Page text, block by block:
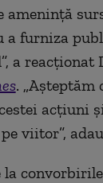
a furniza
a
. „Așteptăm
acțiuni
viitor”,